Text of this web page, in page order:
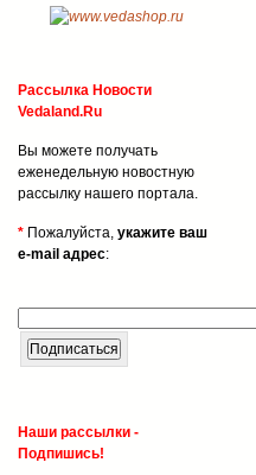
Рассылка Новости
Vedaland.Ru
Вы можете получать
еженедельную новостную
рассылку нашего портала.
* Пожалуйста, укажите ваш
e-mail адрес:
Наши рассылки -
Подпишись!